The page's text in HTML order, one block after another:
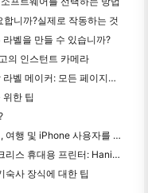
니까?실제로 작동하는 것
벨을 만들 수 있습니까?
의 인스턴트 카메라
저널링 및 스크래프 부킹을 위한 최고의 색상 라벨 메이커: 모든 페이지에 더 많은 색상을 추가
한 팁
주머니 사진 프린터를 선택하는 방법: 저널링, 여행 및 iPhone 사용자를 위한 완전한 가이드
여행, 학교 및 모바일 작업을 위한 최고의 잉크리스 휴대용 프린터: Hanin MT620 Pro 리뷰
숙사 장식에 대한 팁